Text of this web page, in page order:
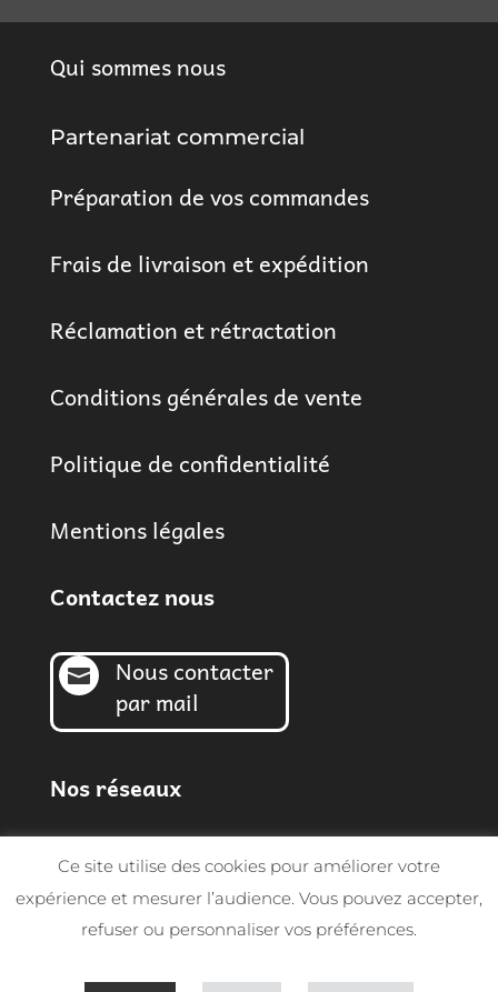
Qui sommes nous
Partenariat commercial
Préparation de vos commandes
Frais de livraison et expédition
Réclamation et rétractation
Conditions générales de vente
Politique de confidentialité
Mentions légales
Contactez nous

Nous contacter
par mail
Nos réseaux
Ce site utilise des cookies pour améliorer votre
expérience et mesurer l’audience. Vous pouvez accepter,
refuser ou personnaliser vos préférences.